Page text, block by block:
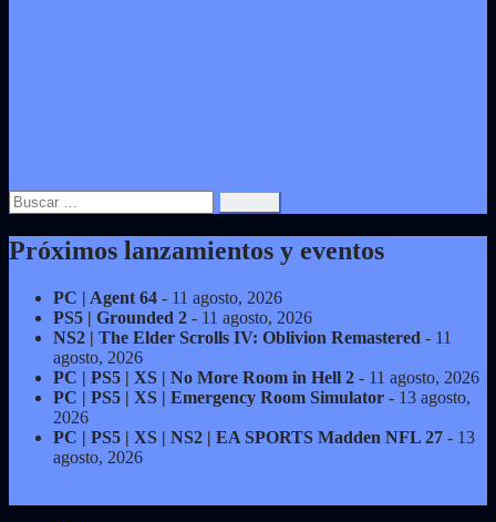
Buscar:
Próximos lanzamientos y eventos
PC | Agent 64 - 11 agosto, 2026
PS5 | Grounded 2 - 11 agosto, 2026
NS2 | The Elder Scrolls IV: Oblivion Remastered - 11
agosto, 2026
PC | PS5 | XS | No More Room in Hell 2 - 11 agosto, 2026
PC | PS5 | XS | Emergency Room Simulator - 13 agosto,
2026
PC | PS5 | XS | NS2 | EA SPORTS Madden NFL 27 - 13
agosto, 2026